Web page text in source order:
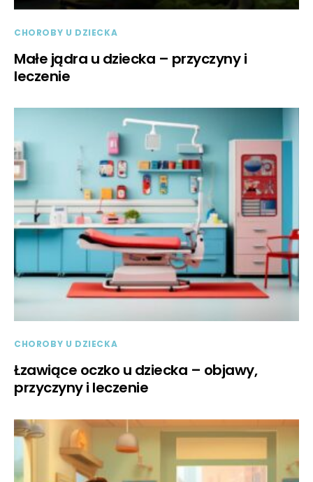
CHOROBY U DZIECKA
Małe jądra u dziecka – przyczyny i
leczenie
CHOROBY U DZIECKA
Łzawiące oczko u dziecka – objawy,
przyczyny i leczenie